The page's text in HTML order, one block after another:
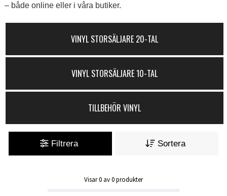
– både online eller i våra butiker.
VINYL STORSÄLJARE 20-TAL
VINYL STORSÄLJARE 10-TAL
TILLBEHÖR VINYL
Filtrera Sortera
Visar0 av0produkter